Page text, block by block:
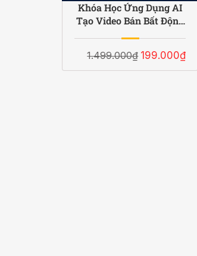
Khóa Học Ứng Dụng AI
Tạo Video Bán Bất Động
1.499.000₫ 199.000₫